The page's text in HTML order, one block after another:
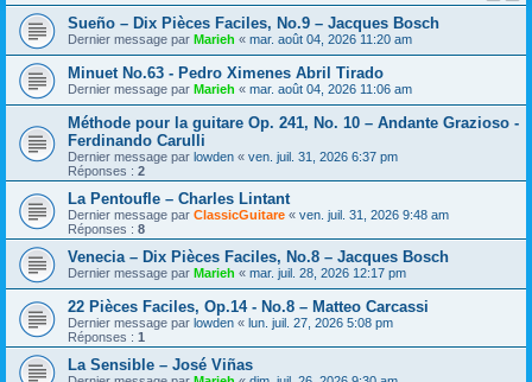
Sueño – Dix Pièces Faciles, No.9 – Jacques Bosch
Dernier message par Marieh « mar. août 04, 2026 11:20 am
Minuet No.63 - Pedro Ximenes Abril Tirado
Dernier message par Marieh « mar. août 04, 2026 11:06 am
Méthode pour la guitare Op. 241, No. 10 – Andante Grazioso -
Ferdinando Carulli
Dernier message par lowden « ven. juil. 31, 2026 6:37 pm
Réponses : 2
La Pentoufle – Charles Lintant
Dernier message par ClassicGuitare « ven. juil. 31, 2026 9:48 am
Réponses : 8
Venecia – Dix Pièces Faciles, No.8 – Jacques Bosch
Dernier message par Marieh « mar. juil. 28, 2026 12:17 pm
22 Pièces Faciles, Op.14 - No.8 – Matteo Carcassi
Dernier message par lowden « lun. juil. 27, 2026 5:08 pm
Réponses : 1
La Sensible – José Viñas